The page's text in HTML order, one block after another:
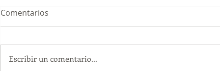
Comentarios
Escribir un comentario...